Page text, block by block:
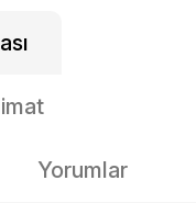
Yorumlar